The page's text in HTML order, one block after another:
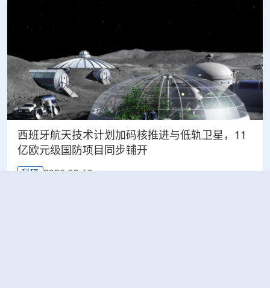
西班牙航天技术计划加码核推进与低轨卫星，11
亿欧元级国防项目同步铺开
科研 2026-08-10